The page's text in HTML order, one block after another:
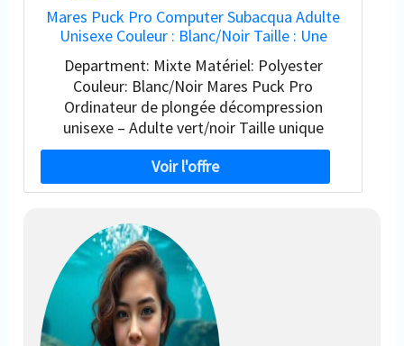
Mares Puck Pro Computer Subacqua Adulte
Unisexe Couleur : Blanc/Noir Taille : Une
Department: Mixte Matériel: Polyester
Couleur: Blanc/Noir Mares Puck Pro
Ordinateur de plongée décompression
unisexe – Adulte vert/noir Taille unique